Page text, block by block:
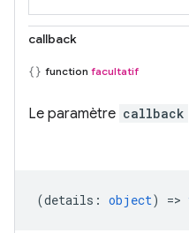
callback
function facultatif
Le paramètre callback
(details : object) =>